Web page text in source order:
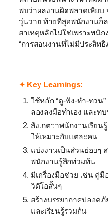
พบว่าผลงานผิดพลาดเพียบ
วุ่นวาย ท้ายที่สุดพนักงานก็
สาเหตุหลักไม่ใช่เพราะพนัก
“การสอนงานที่ไม่มีประสิทธิ
✦ Key Learnings:⁣
ใช้หลัก “ดู-ฟัง-ทำ-ทวน
ลองลงมือทำเอง และท
สังเกตว่าพนักงานเรีย
ให้เหมาะกับแต่ละคน⁣
แบ่งงานเป็นส่วนย่อยๆ
พนักงานรู้สึกท่วมท้น⁣
มีเครื่องมือช่วย เช่น คู่มื
วิดีโอสั้นๆ⁣
สร้างบรรยากาศปลอด
และเรียนรู้ร่วมกัน⁣